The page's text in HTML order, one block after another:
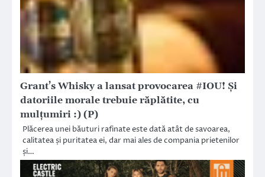
Grant’s Whisky a lansat provocarea #IOU! Și
datoriile morale trebuie răplătite, cu
mulțumiri :) (P)
Plăcerea unei băuturi rafinate este dată atât de savoarea,
calitatea și puritatea ei, dar mai ales de compania prietenilor
și…